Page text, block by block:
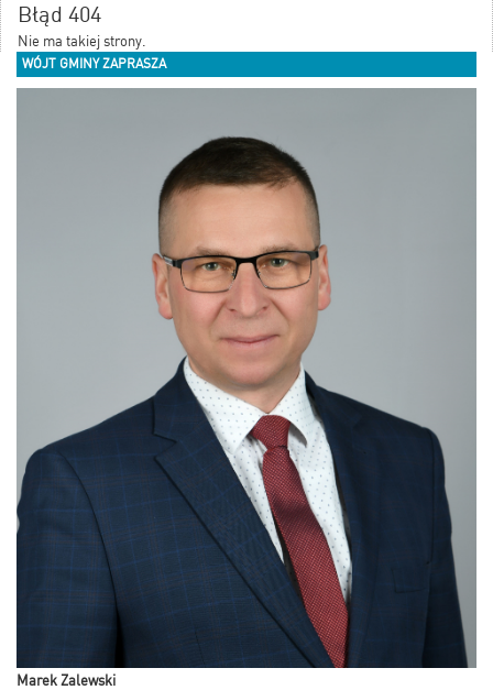
Błąd 404
Nie ma takiej strony.
WÓJT GMINY ZAPRASZA
Marek Zalewski